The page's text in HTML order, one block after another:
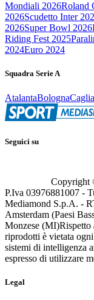
Mondiali 2026Roland
2026Scudetto Inter
2026Super Bowl 2026
Riding Fest 2025
2024Euro 2024
Squadra Serie A
AtalantaBologna
Seguici su
Copyright
P.Iva 03976881007 -
Mediamond S.p.A. -
Amsterdam (Paesi
Monzese (MI)Rispetto
riprodotti è vietata
sistemi di intelligenza
espresso di utilizzare
Legal